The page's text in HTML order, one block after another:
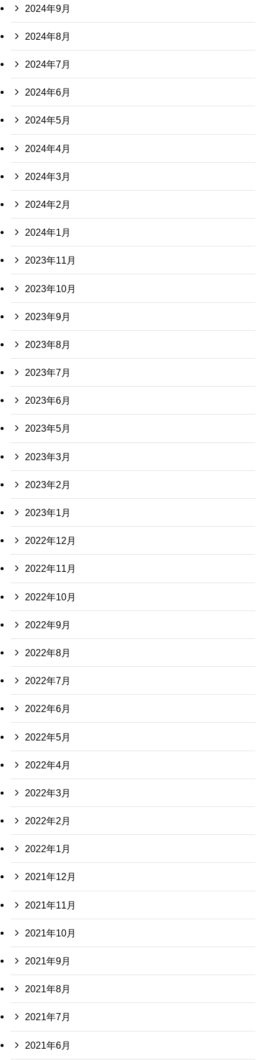
2024年9月
2024年8月
2024年7月
2024年6月
2024年5月
2024年4月
2024年3月
2024年2月
2024年1月
2023年11月
2023年10月
2023年9月
2023年8月
2023年7月
2023年6月
2023年5月
2023年3月
2023年2月
2023年1月
2022年12月
2022年11月
2022年10月
2022年9月
2022年8月
2022年7月
2022年6月
2022年5月
2022年4月
2022年3月
2022年2月
2022年1月
2021年12月
2021年11月
2021年10月
2021年9月
2021年8月
2021年7月
2021年6月